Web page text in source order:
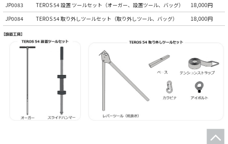
JP0083
TEROS 54 設置 ツールセット（オーガー、設置ツール、バッグ）
18,000円
JP0084
TEROS 54 取り外しツールセット（取り外しツール、バッグ） 18,000円